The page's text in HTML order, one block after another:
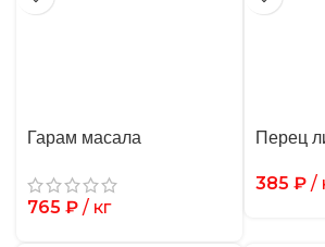
Гарам масала
765 ₽ / кг
Перец
385 ₽ /